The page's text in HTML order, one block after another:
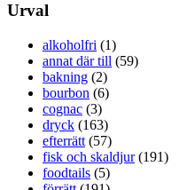
Urval
alkoholfri (1)
annat där till (59)
bakning (2)
bourbon (6)
cognac (3)
dryck (163)
efterrätt (57)
fisk och skaldjur(191)
foodtails (5)